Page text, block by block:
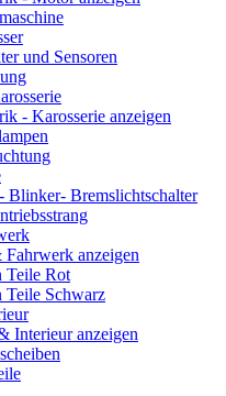
und Sensoren
- Karosserie anzeigen
Blinker- Bremslichtschalter
Fahrwerk anzeigen
Teile Rot
Teile Schwarz
Interieur anzeigen